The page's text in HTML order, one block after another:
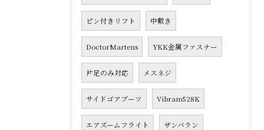
ピン付きリフト 中敷き
DoctorMartens YKK金属ファスナー
片足のみ対応 メスネジ
サイドゴアブーツ Vibram528K
エアズームフライト ザンバラン